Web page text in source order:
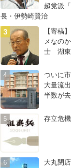
超党派
長・伊勢崎賢治
【寄稿
メなの
士 湖東
ついに
大量流
半数が
存立危
大丸閉